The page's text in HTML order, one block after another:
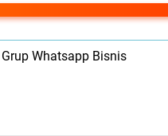
Whatsapp Bisnis